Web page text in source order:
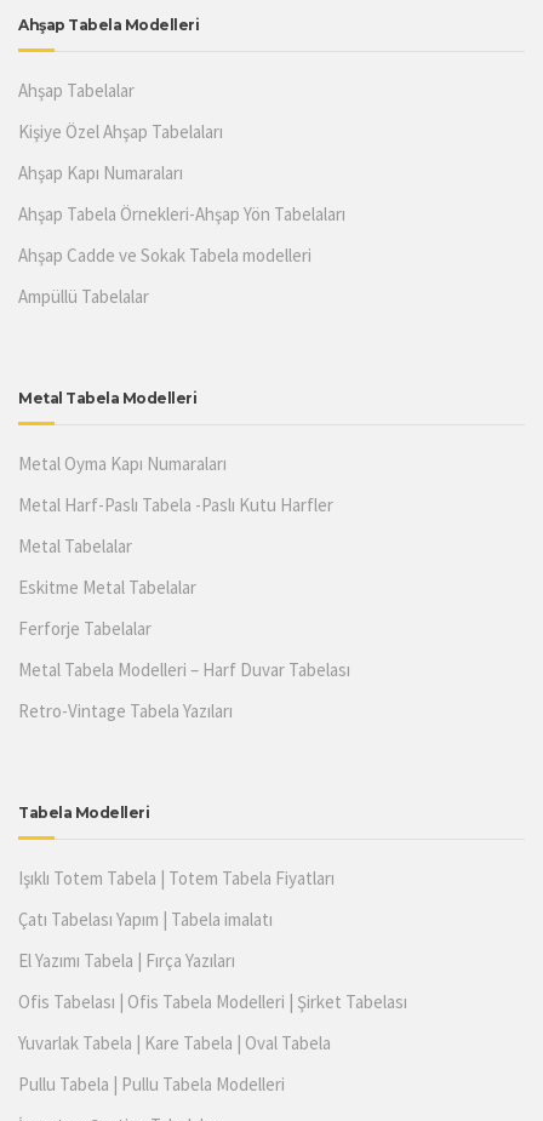
Ahşap Tabela Modelleri
Ahşap Tabelalar
Kişiye Özel Ahşap Tabelaları
Ahşap Kapı Numaraları
Ahşap Tabela Örnekleri-Ahşap Yön Tabelaları
Ahşap Cadde ve Sokak Tabela modelleri
Ampüllü Tabelalar
Metal Tabela Modelleri
Metal Oyma Kapı Numaraları
Metal Harf-Paslı Tabela -Paslı Kutu Harfler
Metal Tabelalar
Eskitme Metal Tabelalar
Ferforje Tabelalar
Metal Tabela Modelleri – Harf Duvar Tabelası
Retro-Vintage Tabela Yazıları
Tabela Modelleri
Işıklı Totem Tabela | Totem Tabela Fiyatları
Çatı Tabelası Yapım | Tabela imalatı
El Yazımı Tabela | Fırça Yazıları
Ofis Tabelası | Ofis Tabela Modelleri | Şirket Tabelası
Yuvarlak Tabela | Kare Tabela | Oval Tabela
Pullu Tabela | Pullu Tabela Modelleri